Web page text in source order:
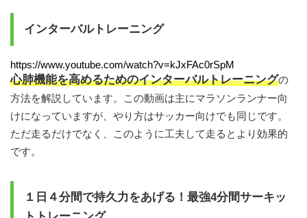
インターバルトレーニング
https://www.youtube.com/watch?v=kJxFAc0rSpM
心肺機能を高めるためのインターバルトレーニングの
方法を解説しています。この動画は主にマラソンランナー向
けになっていますが、やり方はサッカー向けでも同じです。
ただ走るだけでなく、このように工夫して走るとより効果的
です。
１日４分間で持久力をあげる！最強4分間サーキッ